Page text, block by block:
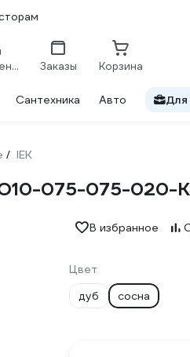
Сравнение Заказы Корзина
Сантехника Авто
/ IEK
075-075-020-
В избранное
Цвет
дуб
сосна